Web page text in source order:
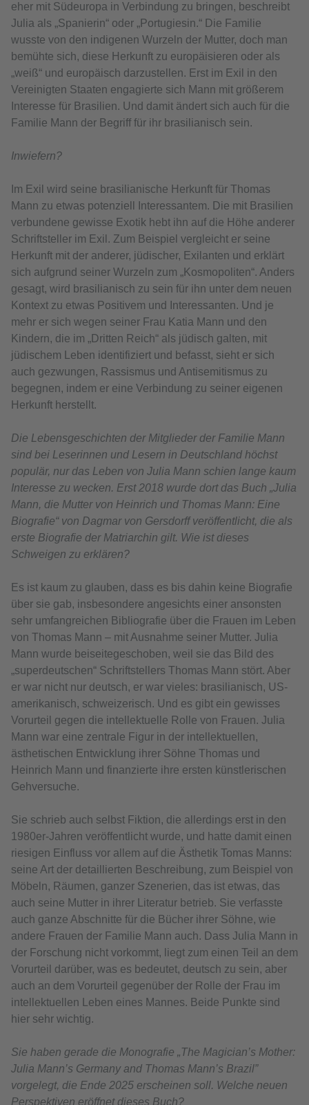
eher mit Südeuropa in Verbindung zu bringen, beschreibt
Julia als „Spanierin“ oder „Portugiesin.“ Die Familie
wusste von den indigenen Wurzeln der Mutter, doch man
bemühte sich, diese Herkunft zu europäisieren oder als
„weiß“ und europäisch darzustellen. Erst im Exil in den
Vereinigten Staaten engagierte sich Mann mit größerem
Interesse für Brasilien. Und damit ändert sich auch für die
Familie Mann der Begriff für ihr brasilianisch sein.
Inwiefern?
Im Exil wird seine brasilianische Herkunft für Thomas
Mann zu etwas potenziell Interessantem. Die mit Brasilien
verbundene gewisse Exotik hebt ihn auf die Höhe anderer
Schriftsteller im Exil. Zum Beispiel vergleicht er seine
Herkunft mit der anderer, jüdischer, Exilanten und erklärt
sich aufgrund seiner Wurzeln zum „Kosmopoliten“. Anders
gesagt, wird brasilianisch zu sein für ihn unter dem neuen
Kontext zu etwas Positivem und Interessanten. Und je
mehr er sich wegen seiner Frau Katia Mann und den
Kindern, die im „Dritten Reich“ als jüdisch galten, mit
jüdischem Leben identifiziert und befasst, sieht er sich
auch gezwungen, Rassismus und Antisemitismus zu
begegnen, indem er eine Verbindung zu seiner eigenen
Herkunft herstellt.
Die Lebensgeschichten der Mitglieder der Familie Mann
sind bei Leserinnen und Lesern in Deutschland höchst
populär, nur das Leben von Julia Mann schien lange kaum
Interesse zu wecken. Erst 2018 wurde dort das Buch „Julia
Mann, die Mutter von Heinrich und Thomas Mann: Eine
Biografie“ von Dagmar von Gersdorff veröffentlicht, die als
erste Biografie der Matriarchin gilt. Wie ist dieses
Schweigen zu erklären?
Es ist kaum zu glauben, dass es bis dahin keine Biografie
über sie gab, insbesondere angesichts einer ansonsten
sehr umfangreichen Bibliografie über die Frauen im Leben
von Thomas Mann – mit Ausnahme seiner Mutter. Julia
Mann wurde beiseitegeschoben, weil sie das Bild des
„superdeutschen“ Schriftstellers Thomas Mann stört. Aber
er war nicht nur deutsch, er war vieles: brasilianisch, US-
amerikanisch, schweizerisch. Und es gibt ein gewisses
Vorurteil gegen die intellektuelle Rolle von Frauen. Julia
Mann war eine zentrale Figur in der intellektuellen,
ästhetischen Entwicklung ihrer Söhne Thomas und
Heinrich Mann und finanzierte ihre ersten künstlerischen
Gehversuche.
Sie schrieb auch selbst Fiktion, die allerdings erst in den
1980er-Jahren veröffentlicht wurde, und hatte damit einen
riesigen Einfluss vor allem auf die Ästhetik Tomas Manns:
seine Art der detaillierten Beschreibung, zum Beispiel von
Möbeln, Räumen, ganzer Szenerien, das ist etwas, das
auch seine Mutter in ihrer Literatur betrieb. Sie verfasste
auch ganze Abschnitte für die Bücher ihrer Söhne, wie
andere Frauen der Familie Mann auch. Dass Julia Mann in
der Forschung nicht vorkommt, liegt zum einen Teil an dem
Vorurteil darüber, was es bedeutet, deutsch zu sein, aber
auch an dem Vorurteil gegenüber der Rolle der Frau im
intellektuellen Leben eines Mannes. Beide Punkte sind
hier sehr wichtig.
Sie haben gerade die Monografie „The Magician’s Mother:
Julia Mann’s Germany and Thomas Mann’s Brazil”
vorgelegt, die Ende 2025 erscheinen soll. Welche neuen
Perspektiven eröffnet dieses Buch?